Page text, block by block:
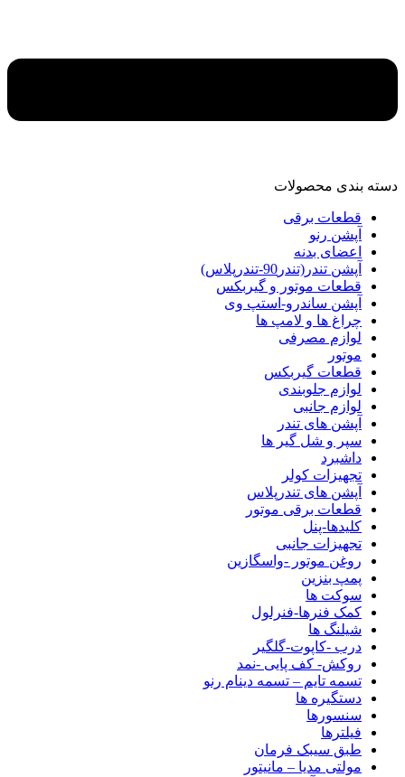
دسته‌ بندی محصولات
قطعات برقی
آپشن رنو
اعضای بدنه
آپشن تندر(تندر90-تندرپلاس)
قطعات موتور و گیربکس
آپشن ساندرو-استپ وی
چراغ ها و لامپ ها
لوازم مصرفی
موتور
قطعات گیربکس
لوازم جلوبندی
لوازم جانبی
آپشن های تندر
سپر و شل گیر ها
داشبرد
تجهیزات کولر
آپشن های تندرپلاس
قطعات برقی موتور
کلیدها-پنل
تجهیزات جانبی
روغن موتور -واسگازین
پمپ بنزین
سوکت ها
کمک فنرها-فنرلول
شیلنگ ها
درب -کاپوت-گلگیر
روکش- کف پایی -نمد
تسمه تایم – تسمه دینام رنو
دستگیره ها
سنسورها
فیلترها
طبق سیبک فرمان
مولتی مدیا – مانیتور